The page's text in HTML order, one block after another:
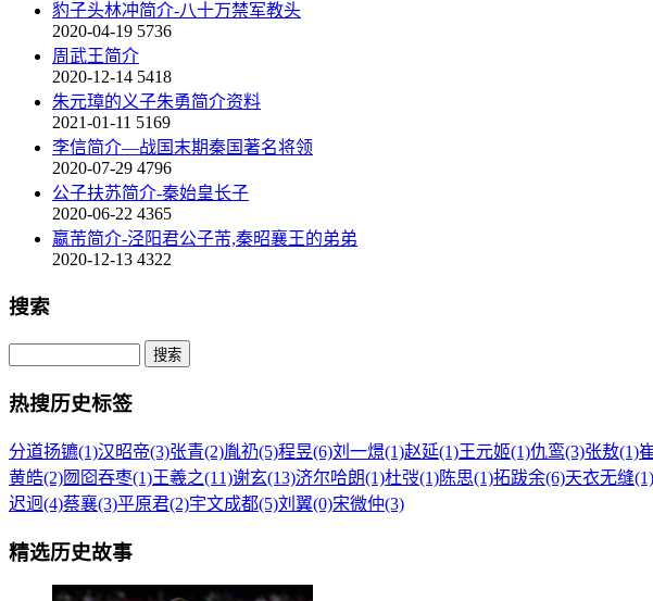
豹子头林冲简介-八十万禁军教头
2020-04-19 5736
周武王简介
2020-12-14 5418
朱元璋的义子朱勇简介资料
2021-01-11 5169
李信简介—战国末期秦国著名将领
2020-07-29 4796
公子扶苏简介-秦始皇长子
2020-06-22 4365
嬴芾简介-泾阳君公子芾,秦昭襄王的弟弟
2020-12-13 4322
搜索
热搜历史标签
分道扬镳(1)汉昭帝(3)张青(2)胤礽(5)程昱(6)刘一燝(1)赵延(1)王元姬(1)仇鸾(3)张敖(1)
黄皓(2)囫囵吞枣(1)王羲之(11)谢玄(13)济尔哈朗(1)杜弢(1)陈思(1)拓跋余(6)天衣无缝(1)
迟迥(4)蔡襄(3)平原君(2)宇文成都(5)刘翼(0)宋微仲(3)
精选历史故事